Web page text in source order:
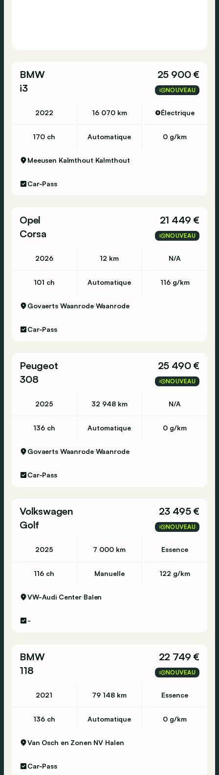
BMW
i3
25 900 €
NOUVEAU
2022 16 070 km Électrique
170 ch Automatique 0 g/km
Meeusen Kalmthout Kalmthout
Car-Pass
Opel
Corsa
21 449 €
NOUVEAU
2026 12 km N/A
101 ch Automatique 116 g/km
Govaerts Waanrode Waanrode
Car-Pass
Peugeot
308
25 490 €
NOUVEAU
2025 32 948 km N/A
136 ch Automatique 0 g/km
Govaerts Waanrode Waanrode
Car-Pass
Volkswagen
Golf
23 495 €
NOUVEAU
2025 7 000 km Essence
116 ch Manuelle 122 g/km
VW-Audi Center Balen
-
BMW
118
22 749 €
NOUVEAU
2021 79 148 km Essence
136 ch Automatique 0 g/km
Van Osch en Zonen NV Halen
Car-Pass